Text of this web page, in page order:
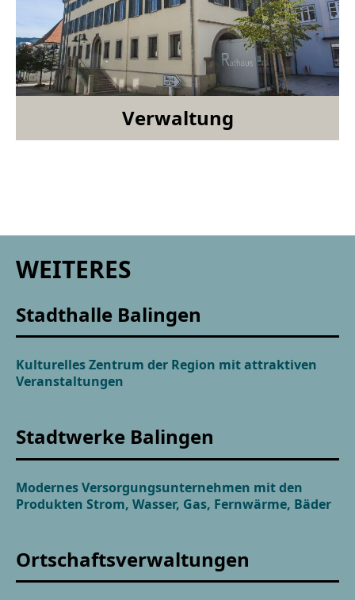
Verwaltung
WEITERES
Stadthalle Balingen
Kulturelles Zentrum der Region mit attraktiven
Veranstaltungen
Stadtwerke Balingen
Modernes Versorgungsunternehmen mit den
Produkten Strom, Wasser, Gas, Fernwärme, Bäder
Ortschaftsverwaltungen